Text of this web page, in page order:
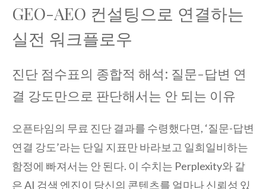
GEO-AEO 컨설팅으로 연결하는
실전 워크플로우
진단 점수표의 종합적 해석: 질문-답변 연
결 강도만으로 판단해서는 안 되는 이유
오픈타임의 무료 진단 결과를 수령했다면, ‘질문-답변
연결 강도’라는 단일 지표만 바라보고 일희일비하는
함정에 빠져서는 안 된다. 이 수치는 Perplexity와 같
은 AI 검색 엔진이 당신의 콘텐츠를 얼마나 신뢰성 있